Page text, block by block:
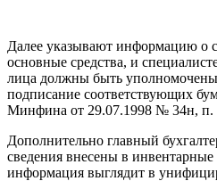
Далее указывают информацию о
основные средства, и
лица должны быть уполномочены
подписание соответствующих
Минфина от 29.07.1998 № 34н, п.
Дополнительно главный
сведения внесены в инвентарные
информация выглядит в